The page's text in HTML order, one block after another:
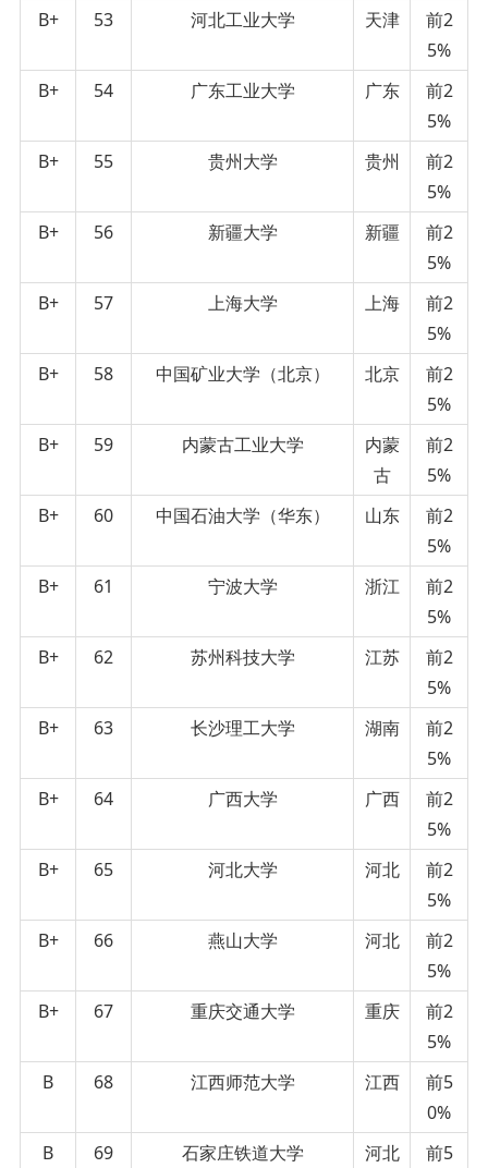
B+
53 河北工业大学 天津
前2
5%
B+
54 广东工业大学 广东
前2
5%
B+
55 贵州大学 贵州
前2
5%
B+
56 新疆大学 新疆
前2
5%
B+
57 上海大学 上海
前2
5%
B+
58 中国矿业大学（北京） 北京
前2
5%
B+
59 内蒙古工业大学
内蒙
古
前2
5%
B+
60 中国石油大学（华东） 山东
前2
5%
B+
61 宁波大学 浙江
前2
5%
B+
62 苏州科技大学 江苏
前2
5%
B+
63 长沙理工大学 湖南
前2
5%
B+
64 广西大学 广西
前2
5%
B+
65 河北大学 河北
前2
5%
B+
66 燕山大学 河北
前2
5%
B+
67 重庆交通大学 重庆
前2
5%
B
68 江西师范大学 江西
前5
0%
B
69 石家庄铁道大学 河北
前5